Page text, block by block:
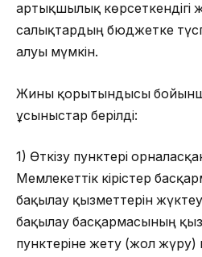
артықшылық көрсеткендігі
салықтардың бюджетке
алуы мүмкін.
Жины қорытындысы
ұсыныстар берілді:
1) Өткізу пунктері
Мемлекеттік кірістер
бақылау қызметтерін
бақылау басқармасының
пунктеріне жету (жол